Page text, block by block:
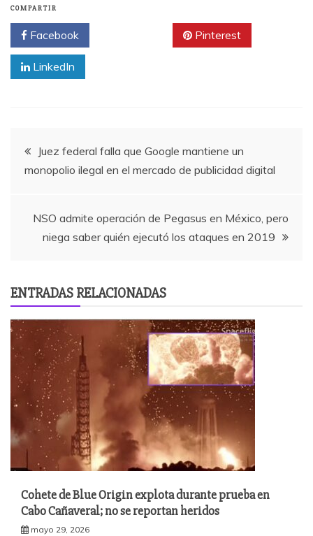
COMPARTIR
Facebook Pinterest
LinkedIn
Navegación
entradas
Juez federal falla que Google mantiene un
monopolio ilegal en el mercado de publicidad digital
NSO admite operación de Pegasus en México, pero
niega saber quién ejecutó los ataques en 2019
ENTRADAS RELACIONADAS
Cohete de Blue Origin explota durante prueba en
Cabo Cañaveral; no se reportan heridos
mayo 29, 2026